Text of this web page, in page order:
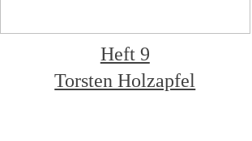
Heft 9
Torsten Holzapfel